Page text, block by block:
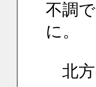
不調
に。
北方